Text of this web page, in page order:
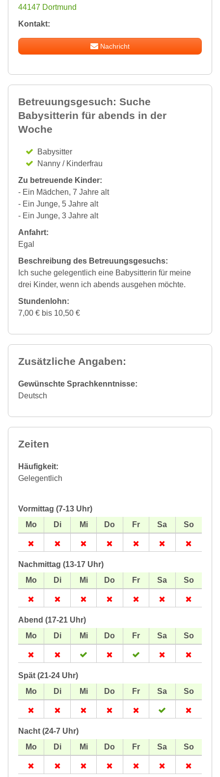
44147 Dortmund
Kontakt:
Nachricht
Betreuungsgesuch: Suche
Babysitterin für abends in der
Woche
Babysitter
Nanny / Kinderfrau
Zu betreuende Kinder:
- Ein Mädchen, 7 Jahre alt
- Ein Junge, 5 Jahre alt
- Ein Junge, 3 Jahre alt
Anfahrt:
Egal
Beschreibung des Betreuungsgesuchs:
Ich suche gelegentlich eine Babysitterin für meine
drei Kinder, wenn ich abends ausgehen möchte.
Stundenlohn:
7,00 € bis 10,50 €
Zusätzliche Angaben:
Gewünschte Sprachkenntnisse:
Deutsch
Zeiten
Häufigkeit:
Gelegentlich
Vormittag (7-13 Uhr)
Nachmittag (13-17 Uhr)
Abend (17-21 Uhr)
Spät (21-24 Uhr)
Nacht (24-7 Uhr)